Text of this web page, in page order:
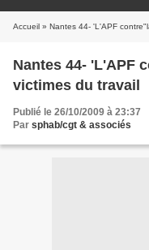
Accueil » Nantes 44- 'L'APF
Nantes 44- 'L'APF
victimes du travail
Publié le 26/10/2009 à 23:37
Par sphab/cgt & associés